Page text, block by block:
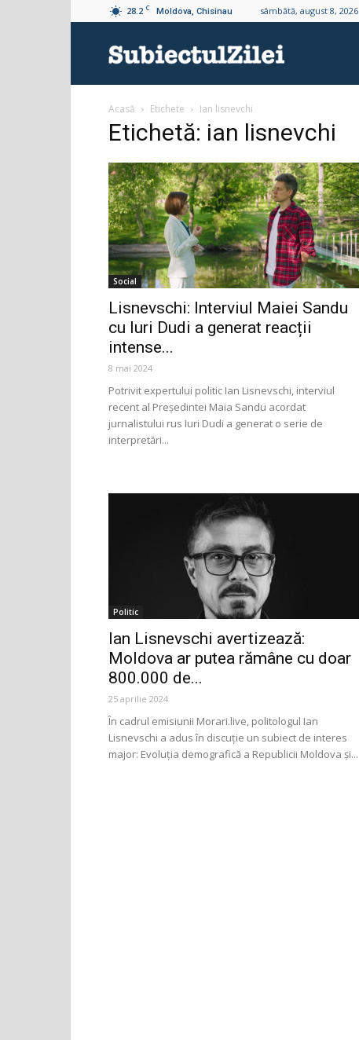
28.2 C Moldova, Chisinau sâmbătă, august 8, 2026
Acasă Etichete Ian lisnevchi
Etichetă: ian lisnevchi
Social
Lisnevschi: Interviul Maiei Sandu
cu Iuri Dudi a generat reacții
intense...
8 mai 2024
Potrivit expertului politic Ian Lisnevschi, interviul
recent al Președintei Maia Sandu acordat
jurnalistului rus Iuri Dudi a generat o serie de
interpretări...
Politic
Ian Lisnevschi avertizează:
Moldova ar putea rămâne cu doar
800.000 de...
25 aprilie 2024
În cadrul emisiunii Morari.live, politologul Ian
Lisnevschi a adus în discuție un subiect de interes
major: Evoluția demografică a Republicii Moldova și...